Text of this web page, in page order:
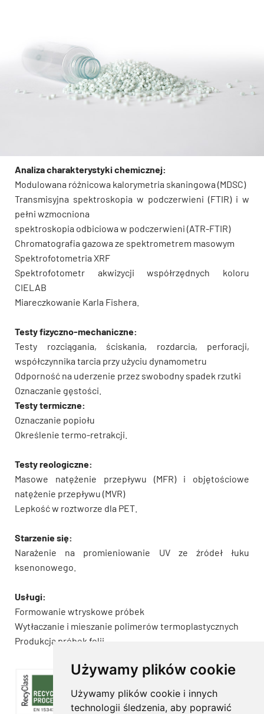
Używamy plików cookie
Używamy plików cookie i innych
technologii śledzenia, aby poprawić
Analiza charakterystyki chemicznej:
Modulowana różnicowa kalorymetria skaningowa (MDSC)
Transmisyjna spektroskopia w podczerwieni (FTIR) i w
pełni wzmocniona
spektroskopia odbiciowa w podczerwieni (ATR-FTIR)
Chromatografia gazowa ze spektrometrem masowym
Spektrofotometria XRF
Spektrofotometr akwizycji współrzędnych koloru
CIELAB
Miareczkowanie Karla Fishera.
Testy fizyczno-mechaniczne:
Testy rozciągania, ściskania, rozdarcia, perforacji,
współczynnika tarcia przy użyciu dynamometru
Odporność na uderzenie przez swobodny spadek rzutki
Oznaczanie gęstości.
Testy termiczne:
Oznaczanie popiołu
Określenie termo-retrakcji.
Testy reologiczne:
Masowe natężenie przepływu (MFR) i objętościowe
natężenie przepływu (MVR)
Lepkość w roztworze dla PET.
Starzenie się:
Narażenie na promieniowanie UV ze źródeł łuku
ksenonowego.
Usługi:
Formowanie wtryskowe próbek
Wytłaczanie i mieszanie polimerów termoplastycznych
Produkcja próbek folii.